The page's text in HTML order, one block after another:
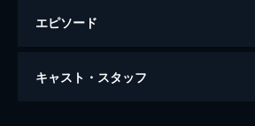
エピソード
Teenage Frankenstein
キャスト・スタッフ